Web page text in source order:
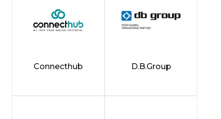
Connecthub D.B.Group